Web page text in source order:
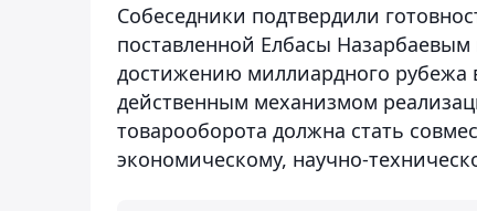
Собеседники подтвердили
поставленной Елбасы
достижению миллиардного рубежа
действенным механизмом
товарооборота должна стать
экономическому, научно-